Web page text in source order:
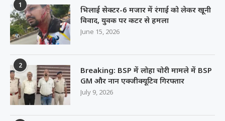
1
भिलाई सेक्टर-6 मजार में रंगाई को लेकर खूनी
विवाद, युवक पर कटर से हमला
June 15, 2026
2
Breaking: BSP में लोहा चोरी मामले में BSP
GM और नान एक्जीक्यूटिव गिरफ्तार
July 9, 2026